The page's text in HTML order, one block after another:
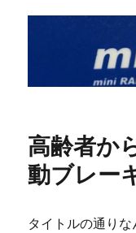
高齢者か
動ブレー
タイトルの通り